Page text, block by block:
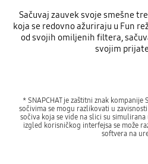
Sačuvaj zauvek svoje smešne
koja se redovno ažuriraju u Fun
od svojih omiljenih filtera,
svojim
* SNAPCHAT je zaštitni znak
sočivima se mogu razlikovati u
sočiva koja se vide na slici su
izgled korisničkog interfejsa se može
softvera na